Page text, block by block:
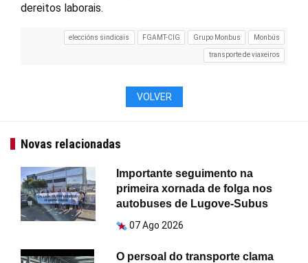
dereitos laborais.
eleccións sindicais FGAMT-CIG Grupo Monbus Monbús
transporte de viaxeiros
VOLVER
Novas relacionadas
Importante seguimento na
primeira xornada de folga nos
autobuses de Lugove-Subus
07 Ago 2026
O persoal do transporte clama